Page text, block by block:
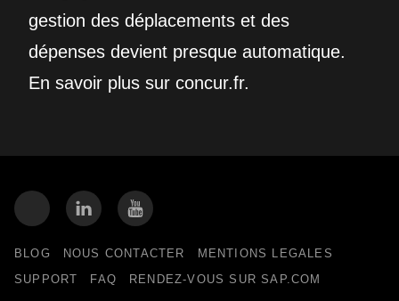
gestion des déplacements et des
dépenses devient presque automatique.
En savoir plus sur concur.fr.
BLOG NOUS CONTACTER
MENTIONS LEGALES
SUPPORT
FAQ RENDEZ-VOUS SUR SAP.COM